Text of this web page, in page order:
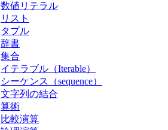
数値リテラル
リスト
タプル
辞書
集合
イテラブル（Iterable）
シーケンス（sequence）
文字列の結合
算術
比較演算